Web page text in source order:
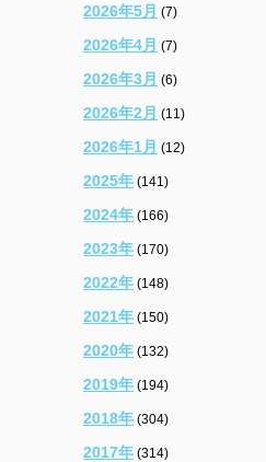
2026年5月 (7)
2026年4月 (7)
2026年3月 (6)
2026年2月 (11)
2026年1月 (12)
2025年 (141)
2024年 (166)
2023年 (170)
2022年 (148)
2021年 (150)
2020年 (132)
2019年 (194)
2018年 (304)
2017年 (314)